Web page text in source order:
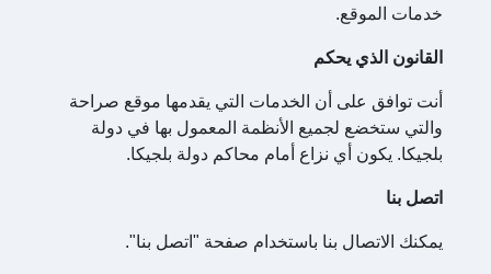
خدمات الموقع.
القانون الذي يحكم
أنت توافق على أن الخدمات التي يقدمها موقع صراحة
والتي ستخضع لجميع الأنظمة المعمول بها في دولة
بلجيكا. يكون أي نزاع أمام محاكم دولة بلجيكا.
اتصل بنا
يمكنك الاتصال بنا باستخدام صفحة "اتصل بنا".